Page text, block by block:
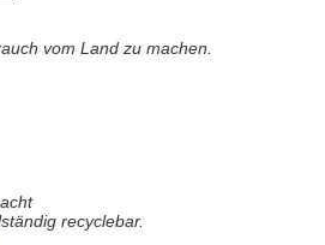
vom Land zu machen.
recyclebar.